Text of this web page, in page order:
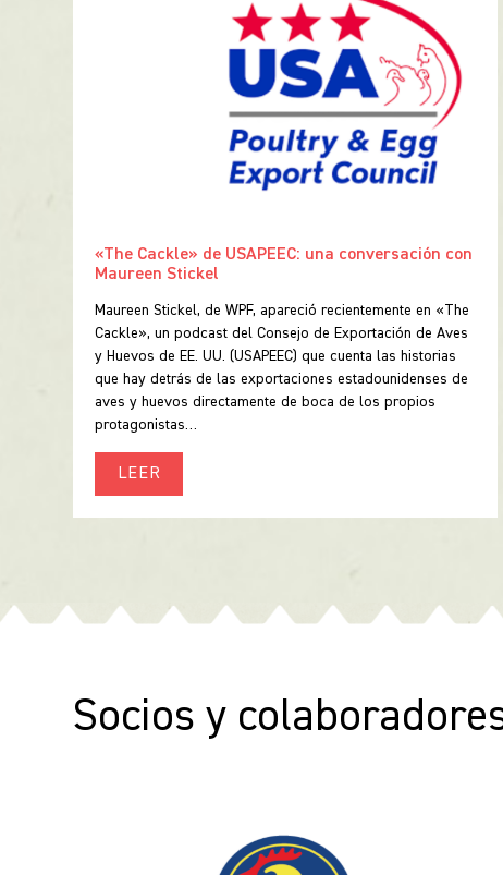
«The Cackle» de USAPEEC: una conversación con
Maureen Stickel
Maureen Stickel, de WPF, apareció recientemente en «The
Cackle», un podcast del Consejo de Exportación de Aves
y Huevos de EE. UU. (USAPEEC) que cuenta las historias
que hay detrás de las exportaciones estadounidenses de
aves y huevos directamente de boca de los propios
protagonistas…
LEER
Socios y